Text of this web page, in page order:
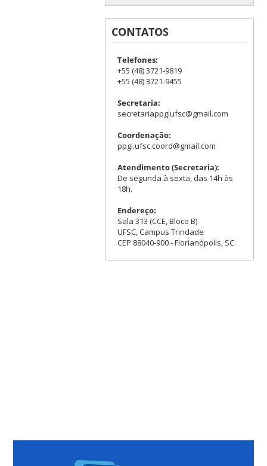
CONTATOS
Telefones:
+55 (48) 3721-9819
+55 (48) 3721-9455
Secretaria:
secretariappgiufsc@gmail.com
Coordenação:
ppgi.ufsc.coord@gmail.com
Atendimento (Secretaria):
De segunda à sexta, das 14h às
18h.
Endereço:
Sala 313 (CCE, Bloco B)
UFSC, Campus Trindade
CEP 88040-900 - Florianópolis, SC.